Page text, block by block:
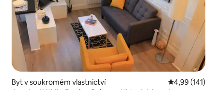
Byt v soukromém vlastnictví Průměrné
4,99 (141)